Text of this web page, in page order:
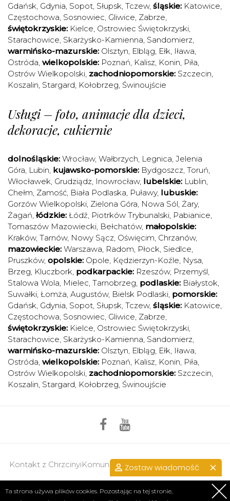
Zostaw wiadomość
Gdańsk, Gdynia, Sopot, Słupsk, Tczew, śląskie: Katowice,
Częstochowa, Sosnowiec, Gliwice, Zabrze,
świętokrzyskie: Kielce, Ostrowiec Świętokrzyski,
Starachowice, Skarżysko-Kamienna, Sandomierz,
warmińsko-mazurskie: Olsztyn, Elbląg, Ełk, Iława,
Ostróda, wielkopolskie: Poznań, Kalisz, Konin, Piła,
Ostrów Wielkopolski, zachodniopomorskie: Szczecin,
Koszalin, Stargard, Kołobrzeg, Świnoujście
Usługi – foto, animacje dla dzieci,
dekoracje, cukiernie
dolnośląskie: Wrocław, Wałbrzych, Legnica, Jelenia
Góra, Lubin, kujawsko-pomorskie: Bydgoszcz, Toruń,
Włocławek, Grudziądz, Inowrocław, lubelskie: Lublin,
Chełm, Zamość, Biała Podlaska, Puławy, lubuskie:
Gorzów Wielkopolski, Zielona Góra, Nowa Sól, Żary,
Żagań, łódzkie: Łódź, Piotrków Trybunalski, Pabianice,
Tomaszów Mazowiecki, Bełchatów, małopolskie:
Kraków, Tarnów, Nowy Sącz, Oświęcim, Chrzanów,
mazowieckie: Warszawa, Radom, Płock, Siedlce,
Pruszków, opolskie: Opole, Kędzierzyn-Koźle, Nysa,
Brzeg, Kluczbork, podkarpackie: Rzeszów, Przemyśl,
Stalowa Wola, Mielec, Tarnobrzeg, podlaskie: Białystok,
Suwałki, Łomża, Augustów, Bielsk Podlaski, pomorskie:
Gdańsk, Gdynia, Sopot, Słupsk, Tczew, śląskie: Katowice,
Częstochowa, Sosnowiec, Gliwice, Zabrze,
świętokrzyskie: Kielce, Ostrowiec Świętokrzyski,
Starachowice, Skarżysko-Kamienna, Sandomierz,
warmińsko-mazurskie: Olsztyn, Elbląg, Ełk, Iława,
Ostróda, wielkopolskie: Poznań, Kalisz, Konin, Piła,
Ostrów Wielkopolski, zachodniopomorskie: Szczecin,
Koszalin, Stargard, Kołobrzeg, Świnoujście
Kontakt z ChrzcinyiKomunie.pl >>przejdź do kontaktu.
Regulamin Polityka prywatności
Ta strona używa plików cookies. Pozostając na tej stronie,